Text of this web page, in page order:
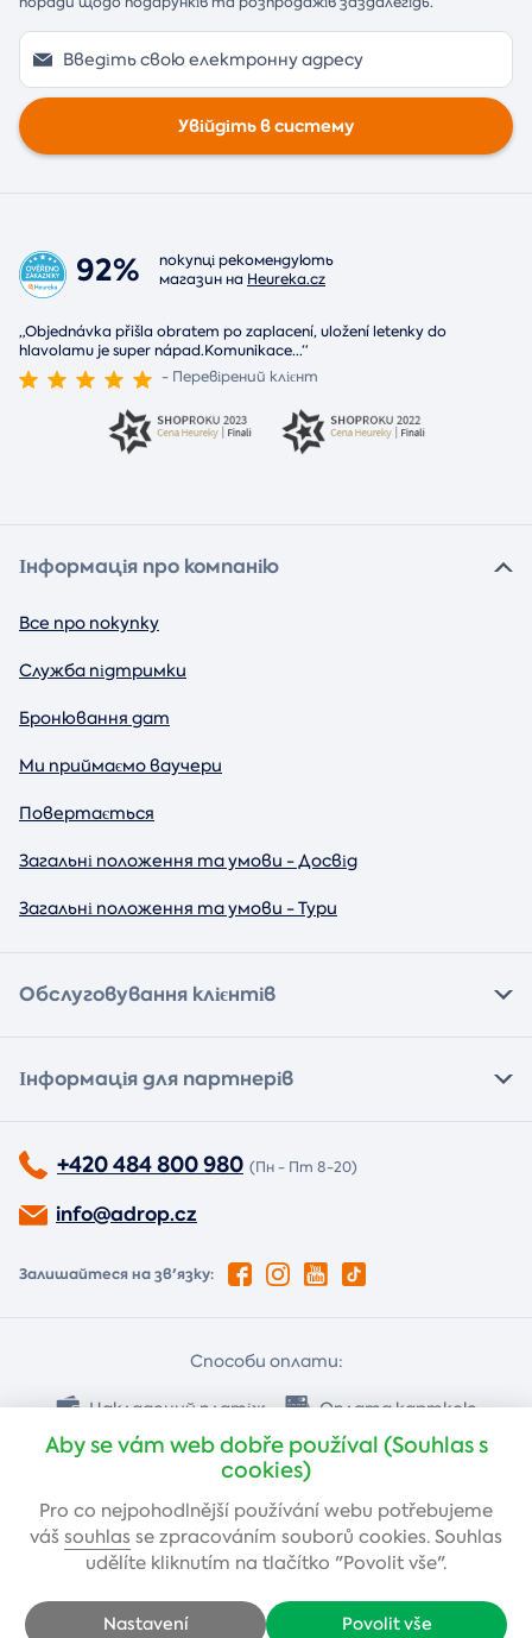
Увійдіть в систему
92%
покупці рекомендують
магазин на Heureka.cz
„Objednávka přišla obratem po zaplacení, uložení letenky do
hlavolamu je super nápad.Komunikace...“
- Перевірений клієнт
Інформація про компанію
Все про покупку
Служба підтримки
Бронювання дат
Ми приймаємо ваучери
Повертається
Загальні положення та умови - Досвід
Загальні положення та умови - Тури
Обслуговування клієнтів
Інформація для партнерів
+420 484 800 980 (Пн - Пт 8-20)
info@adrop.cz
Залишайтеся на зв'язку:
Способи оплати:
Накладений платіж Оплата карткою
Банківський переказ
Aby se vám web dobře používal (Souhlas s
cookies)
Pro co nejpohodlnější používání webu potřebujeme
váš souhlas se zpracováním souborů cookies. Souhlas
udělíte kliknutím na tlačítko "Povolit vše".
Povolit vše
Nastavení